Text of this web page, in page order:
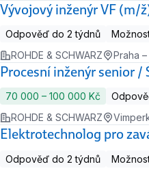
Vývojový inženýr VF (m/
Odpověď do 2 týdnů
ROHDE & SCHWARZ
Praha
Procesní inženýr senior /
70 000 ‍–‍ 100 000 Kč
ROHDE & SCHWARZ
Elektrotechnolog pro
Odpověď do 2 týdnů